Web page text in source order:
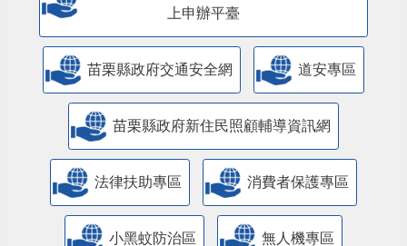
上申辦平臺
苗栗縣政府交通安全網 道安專區
苗栗縣政府新住民照顧輔導資訊網
法律扶助專區 消費者保護專區
小黑蚊防治區 無人機專區